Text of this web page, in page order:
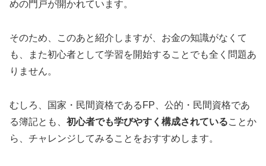
めの門戸が開かれています。
そのため、このあと紹介しますが、お金の知識がなくて
も、また初心者として学習を開始することでも全く問題あ
りません。
むしろ、国家・民間資格であるFP、公的・民間資格であ
る簿記とも、 初心者でも学びやすく構成されていることか
ら、チャレンジしてみることをおすすめします。